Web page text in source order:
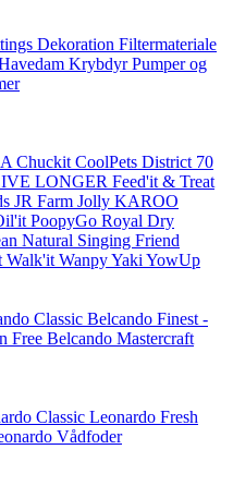
Dekoration Filtermateriale
Krybdyr Pumper og
Chuckit CoolPets District 70
LONGER Feed'it & Treat
JR Farm Jolly KAROO
PoopyGo Royal Dry
Natural Singing Friend
Walk'it WanpyYaki YowUp
Classic Belcando Finest -
Free Belcando Mastercraft
Classic Leonardo Fresh
Vådfoder